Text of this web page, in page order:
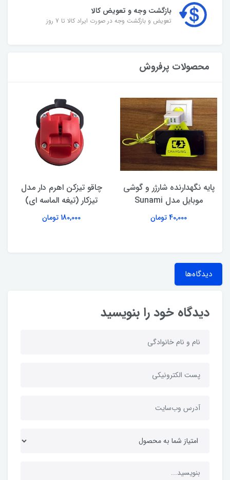
بازگشت وجه و تعویض کالا
تعویض و بازگشت وجه در صورت ایراد کالا تا 7 روز
محصولات پرفروش
پایه نگهدارنده شارژر و گوشی
موبایل مدل Sunami
40,000 تومان
چاقو تیزکن اهرم‌ دار مدل
تیزکار (تیغه الماسه ای)
180,000 تومان
دیدگاه‌ها
دیدگاه خود را بنویسید